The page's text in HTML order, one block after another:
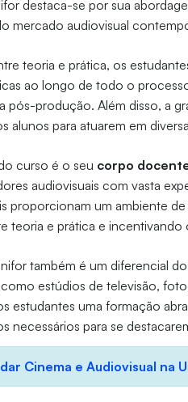
destaca-se por sua
mercado audiovisual
teoria e prática, os
ao longo de todo o
produção. Além disso, a
alunos para atuarem em
curso é o seu corpo
audiovisuais com vasta
proporcionam um ambiente
teoria e prática e
também é um diferencial
estúdios de televisão,
estudantes uma formação
necessários para se
Cinema e Audiovisual na